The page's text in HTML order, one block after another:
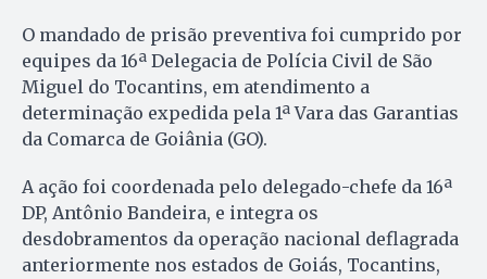
O mandado de prisão preventiva foi cumprido por
equipes da 16ª Delegacia de Polícia Civil de São
Miguel do Tocantins, em atendimento a
determinação expedida pela 1ª Vara das Garantias
da Comarca de Goiânia (GO).
A ação foi coordenada pelo delegado-chefe da 16ª
DP, Antônio Bandeira, e integra os
desdobramentos da operação nacional deflagrada
anteriormente nos estados de Goiás, Tocantins,